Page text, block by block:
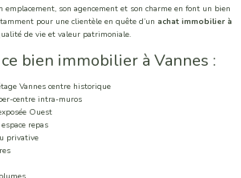
emplacement, son agencement et son charme en font un bien
pour une clientèle en quête d’un achat immobilier à
de vie et valeur patrimoniale.
bien immobilier à Vannes :
Vannes centre historique
centre intra-muros
Ouest
repas
privative